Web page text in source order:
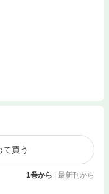
買う
1巻から 最新刊から